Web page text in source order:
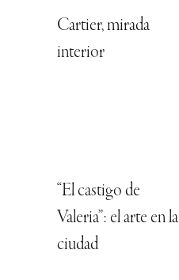
Cartier, mirada
interior
“El castigo de
Valeria”: el arte en la
ciudad